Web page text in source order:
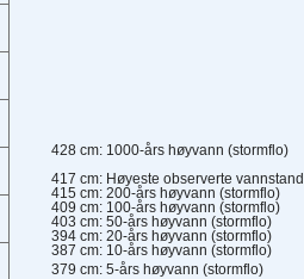
428 cm: 1000-års høyvann (stormflo)
417 cm: Høyeste observerte vannstand
415 cm: 200-års høyvann (stormflo)
409 cm: 100-års høyvann (stormflo)
403 cm: 50-års høyvann (stormflo)
394 cm: 20-års høyvann (stormflo)
387 cm: 10-års høyvann (stormflo)
379 cm: 5-års høyvann (stormflo)